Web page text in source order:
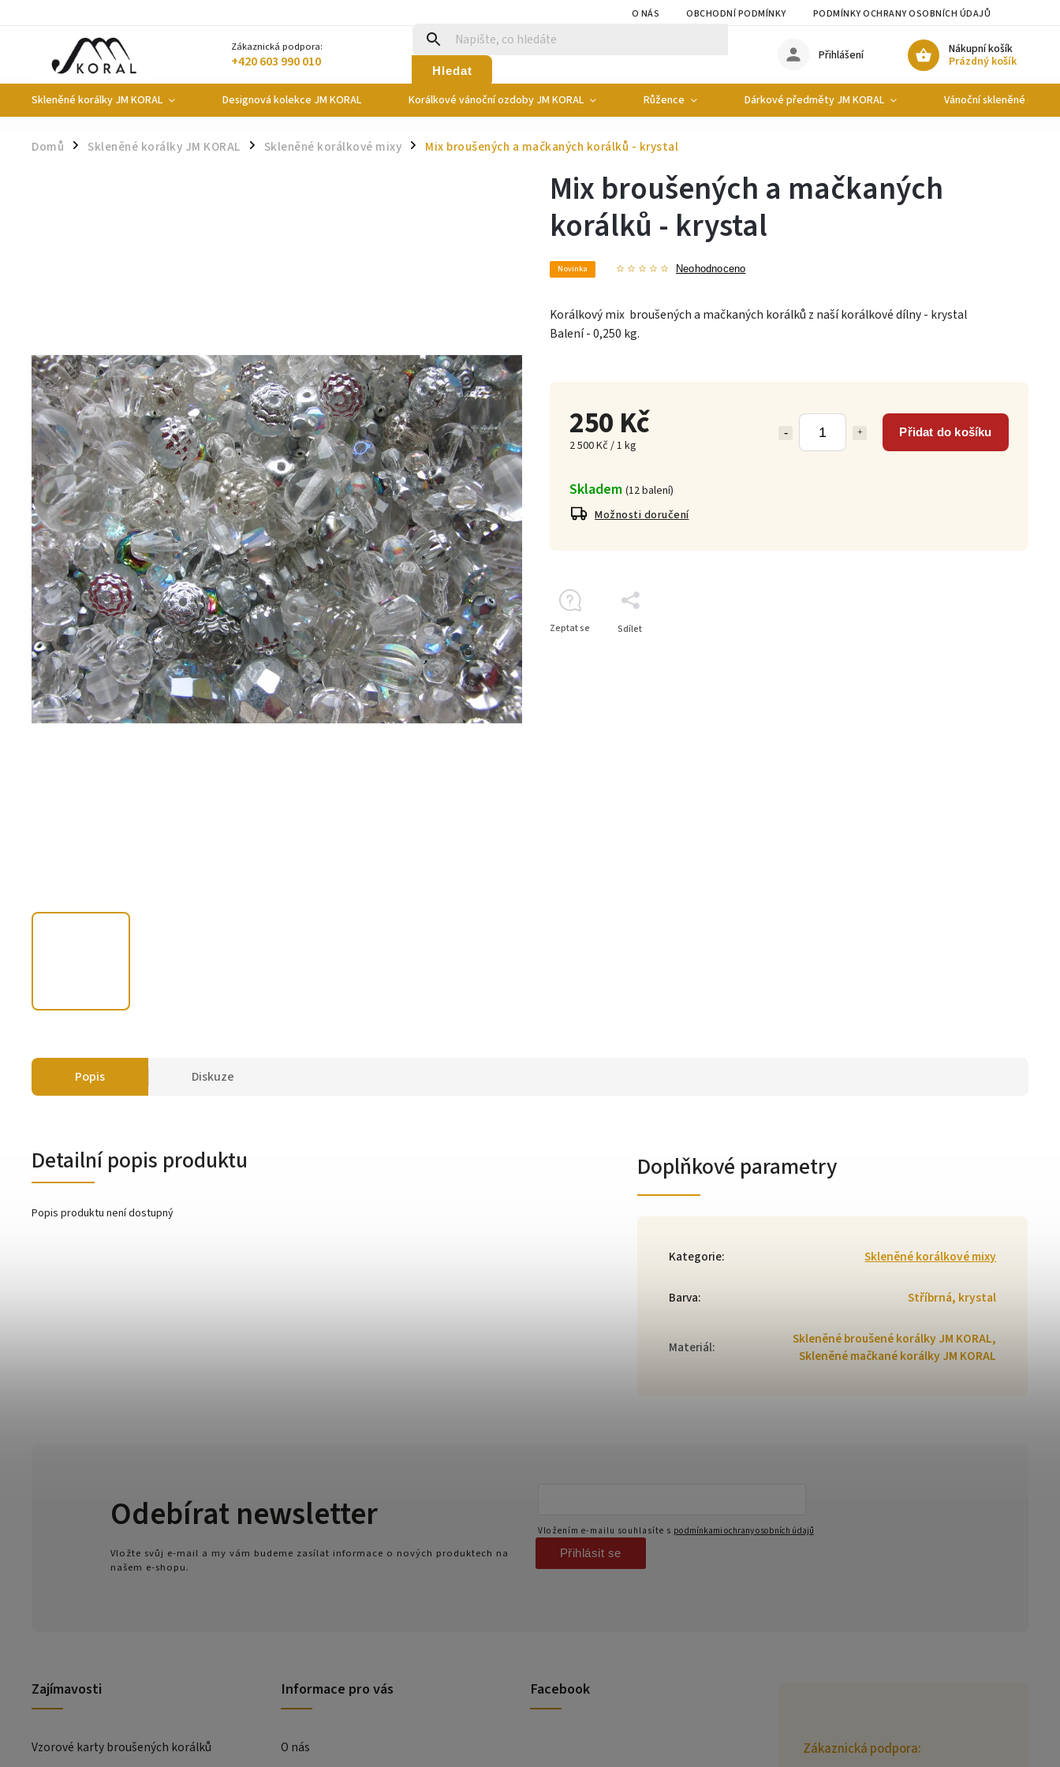
O NÁS OBCHODNÍ PODMÍNKY PODMÍNKY OCHRANY OSOBNÍCH ÚDAJŮ
Zákaznická podpora:
+420 603 990 010 Hledat
Nákupní košík
Prázdný košík
Přihlášení
Skleněné korálky JM KORAL Designová kolekce JM KORAL Korálkové vánoční ozdoby JM KORAL Růžence Dárkové předměty JM KORAL Vánoční skleněné
Domů / Skleněné korálky JM KORAL / Skleněné korálkové mixy / Mix broušených a mačkaných korálků - krystal
250 Kč
2 500 Kč / 1 kg
Přidat do košíku
Skladem (12 balení)
Možnosti doručení
Mix broušených a mačkaných
korálků - krystal
Novinka Neohodnoceno
Korálkový mix broušených a mačkaných korálků z naší korálkové dílny - krystal
Balení - 0,250 kg.
Zeptat se Sdílet
Popis Diskuze
Detailní popis produktu
Popis produktu není dostupný
Doplňkové parametry
Kategorie: Skleněné korálkové mixy
Barva: Stříbrná, krystal
Materiál:
Skleněné broušené korálky JM KORAL,
Skleněné mačkané korálky JM KORAL
Zákaznická podpora:
Zajímavosti
Vzorové karty broušených korálků
Odebírat newsletter
Vložte svůj e-mail a my vám budeme zasílat informace o nových produktech na
našem e-shopu.
Vložením e-mailu souhlasíte s podmínkami ochrany osobních údajů
Přihlásit se
Informace pro vás
O nás
Facebook